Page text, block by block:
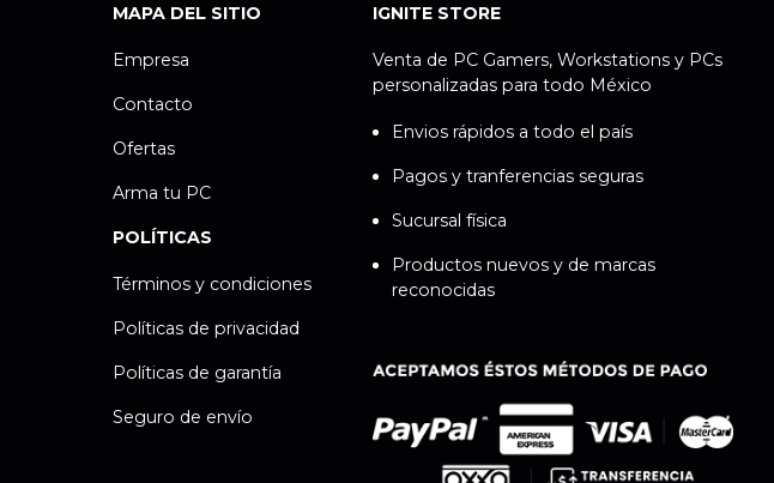
MAPA DEL SITIO
Empresa
Contacto
Ofertas
Arma tu PC
POLÍTICAS
Términos y condiciones
Políticas de privacidad
Políticas de garantía
Seguro de envío
IGNITE STORE
Venta de PC Gamers, Workstations y PCs
personalizadas para todo México
Envios rápidos a todo el país
Pagos y tranferencias seguras
Sucursal física
Productos nuevos y de marcas
reconocidas